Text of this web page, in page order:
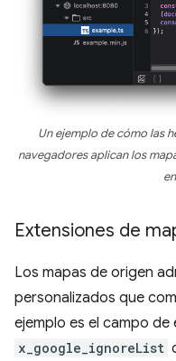
Un ejemplo de cómo las
navegadores aplican los
Extensiones de
Los mapas de origen
personalizados que
ejemplo es el campo de
x_google_ignoreList